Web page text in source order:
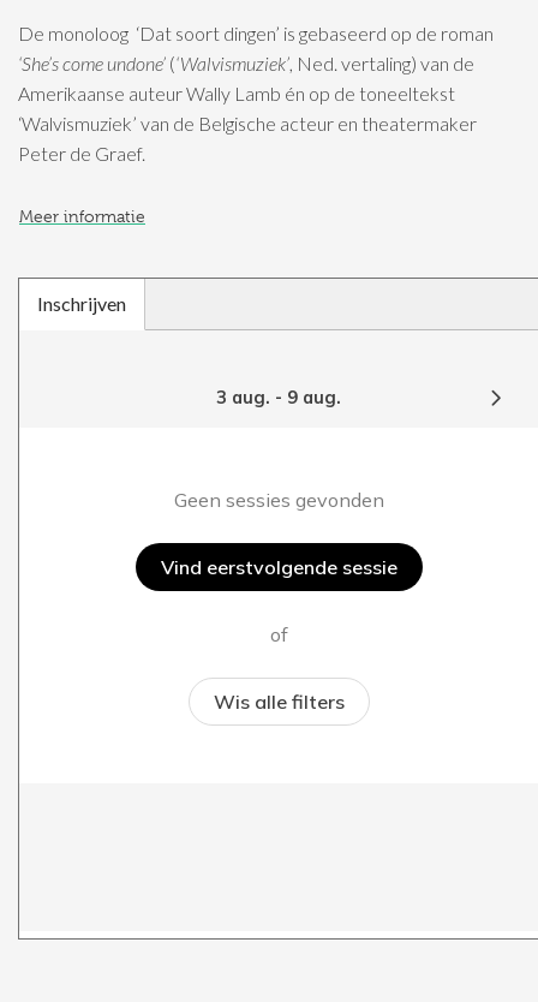
De monoloog ‘Dat soort dingen’ is gebaseerd op de roman
‘She’s come undone’ (‘Walvismuziek’, Ned. vertaling) van de
Amerikaanse auteur Wally Lamb én op de toneeltekst
‘Walvismuziek’ van de Belgische acteur en theatermaker
Peter de Graef.
Meer informatie
Inschrijven